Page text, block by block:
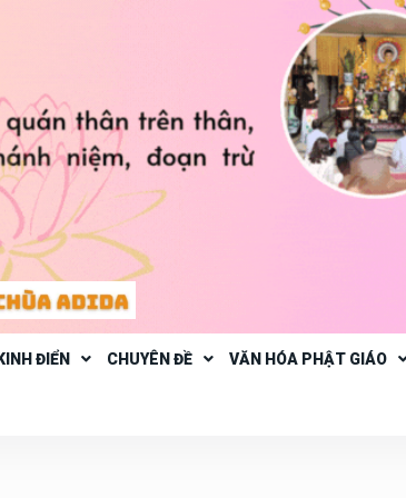
ĐIỂN CHUYÊN ĐỀ VĂN HÓA PHẬT GIÁO